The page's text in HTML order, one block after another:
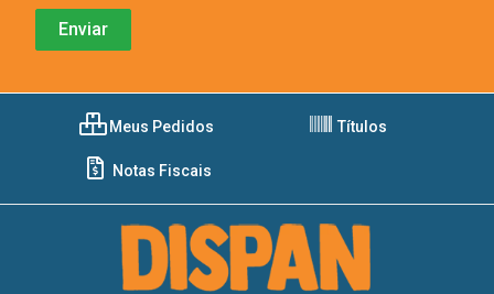
Meus Pedidos Títulos
Notas Fiscais